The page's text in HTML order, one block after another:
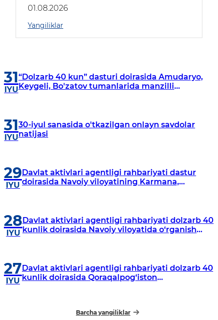
borildi
01.08.2026
Yangiliklar
31
IYU
“Dolzarb 40 kun” dasturi doirasida Amudaryo,
Keygeli, Bo'zatov tumanlarida manzilli
31
IYU
30-iyul sanasida o'tkazilgan onlayn savdolar
natijasi
29
IYU
Davlat aktivlari agentligi rahbariyati dastur
doirasida Navoiy viloyatining Karmana,
28
IYU
Davlat aktivlari agentligi rahbariyati dolzarb 40
kunlik doirasida Navoiy viloyatida o‘rganish
27
IYU
Davlat aktivlari agentligi rahbariyati dolzarb 40
kunlik doirasida Qoraqalpog‘iston
Barcha yangiliklar